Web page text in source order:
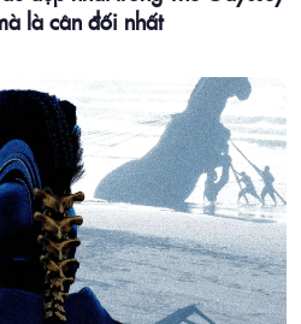
là cân đối nhất